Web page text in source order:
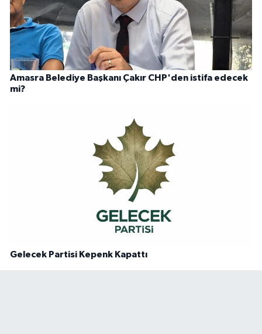
Amasra Belediye Başkanı Çakır CHP'den istifa edecek
mi?
Gelecek Partisi Kepenk Kapattı